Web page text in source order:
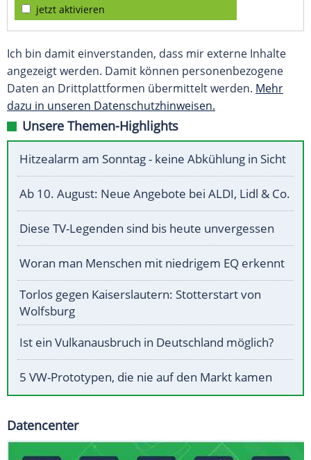
jetzt aktivieren
Ich bin damit einverstanden, dass mir externe Inhalte
angezeigt werden. Damit können personenbezogene
Daten an Drittplattformen übermittelt werden. Mehr
dazu in unseren Datenschutzhinweisen.
Unsere Themen-Highlights
Hitzealarm am Sonntag - keine Abkühlung in Sicht
Ab 10. August: Neue Angebote bei ALDI, Lidl & Co.
Diese TV-Legenden sind bis heute unvergessen
Woran man Menschen mit niedrigem EQ erkennt
Torlos gegen Kaiserslautern: Stotterstart von
Wolfsburg
Ist ein Vulkanausbruch in Deutschland möglich?
5 VW-Prototypen, die nie auf den Markt kamen
Datencenter